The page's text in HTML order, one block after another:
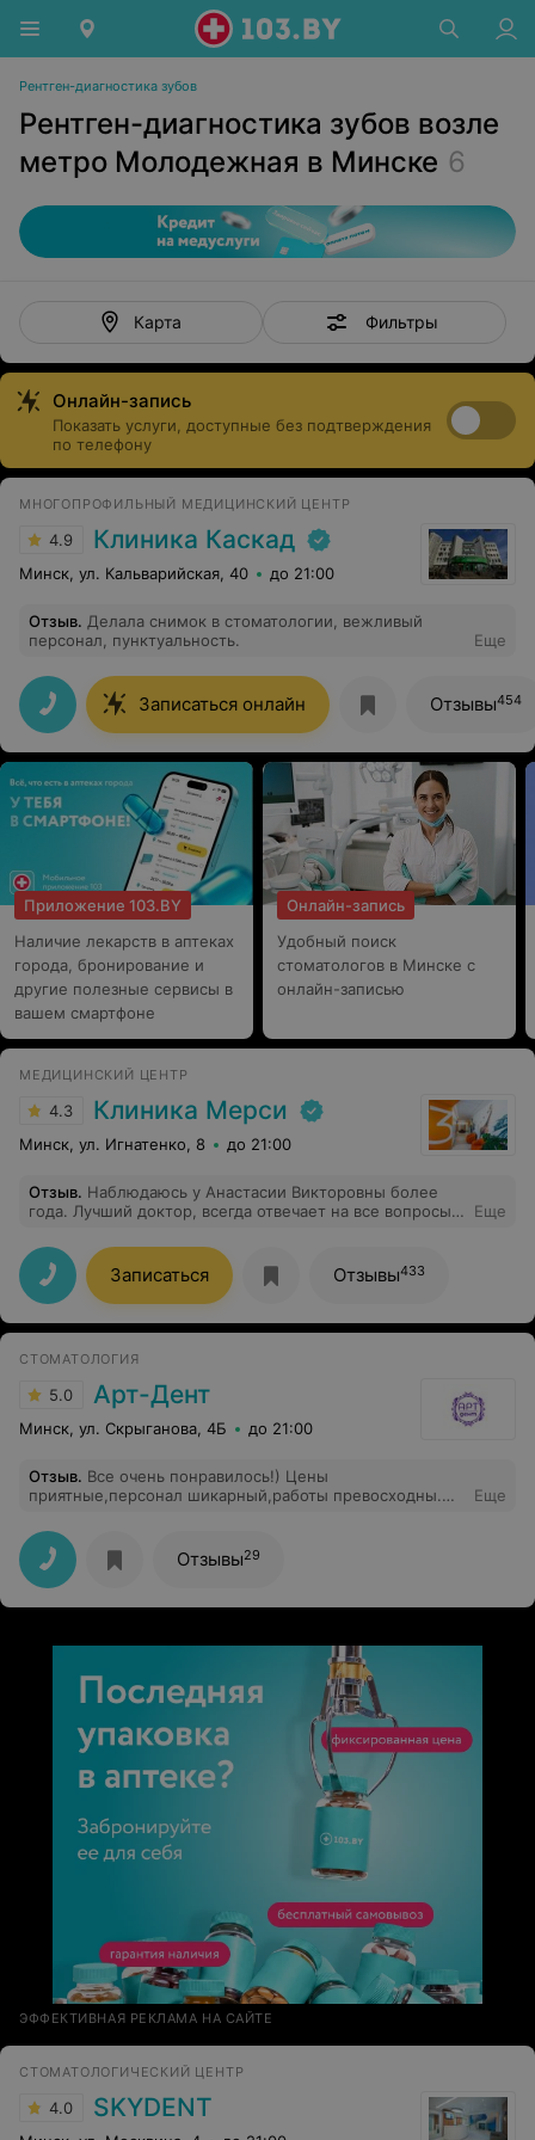
Рентген-диагностика зубов
Рентген-диагностика зубов возле
метро Молодежная в Минске 6
Карта Фильтры
Онлайн-запись
Показать услуги, доступные без подтверждения
по телефону
МНОГОПРОФИЛЬНЫЙ МЕДИЦИНСКИЙ ЦЕНТР
4.9 Клиника Каскад
Минск, ул. Кальварийская, 40 до 21:00
Отзыв. Делала снимок в стоматологии, вежливый
персонал, пунктуальность.
Еще
Записаться онлайн Отзывы454
Приложение 103.BY
Наличие лекарств в аптеках
города, бронирование и
другие полезные сервисы в
вашем смартфоне
Онлайн-запись
Удобный поиск
стоматологов в Минске с
онлайн-записью
МЕДИЦИНСКИЙ ЦЕНТР
4.3 Клиника Мерси
Минск, ул. Игнатенко, 8 до 21:00
Отзыв. Наблюдаюсь у Анастасии Викторовны более
года. Лучший доктор, всегда отвечает на все вопросы,
работают. Выражаю огромную благодарность за
профессионализм и доброе отношение к пациенту
Еще
Записаться Отзывы433
СТОМАТОЛОГИЯ
5.0 Арт-Дент
Минск, ул. Скрыганова, 4Б до 21:00
Отзыв. Все очень понравилось!) Цены
приятные,персонал шикарный,работы превосходны.
Еще
Отзывы29
ЭФФЕКТИВНАЯ РЕКЛАМА НА САЙТЕ
СТОМАТОЛОГИЧЕСКИЙ ЦЕНТР
4.0 SKYDENT